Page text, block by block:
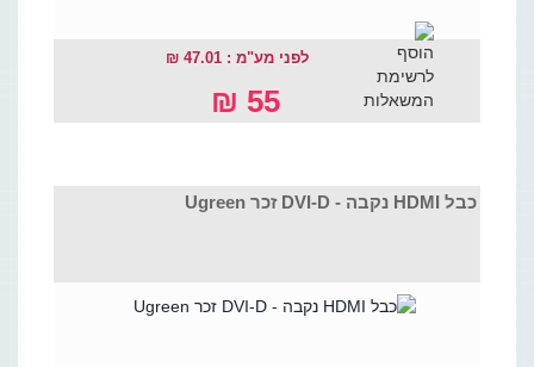
לפני מע"מ : 47.01 ₪
55 ₪
כבל HDMI נקבה - DVI-D זכר Ugreen